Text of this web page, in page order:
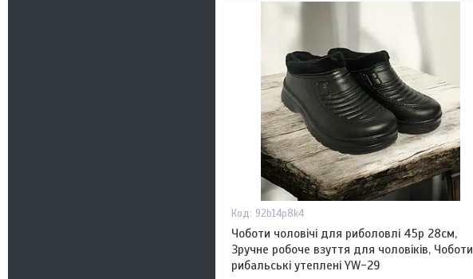
92b14p8k4
Чоботи чоловічі для риболовлі 45р 28см,
Зручне робоче взуття для чоловіків, Чоботи
рибальські утеплені YW-29